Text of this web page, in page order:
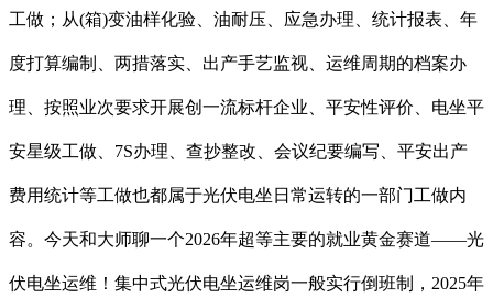
工做；从(箱)变油样化验、油耐压、应急办理、统计报表、年
度打算编制、两措落实、出产手艺监视、运维周期的档案办
理、按照业次要求开展创一流标杆企业、平安性评价、电坐平
安星级工做、7S办理、查抄整改、会议纪要编写、平安出产
费用统计等工做也都属于光伏电坐日常运转的一部门工做内
容。今天和大师聊一个2026年超等主要的就业黄金赛道——光
伏电坐运维！集中式光伏电坐运维岗一般实行倒班制，2025年